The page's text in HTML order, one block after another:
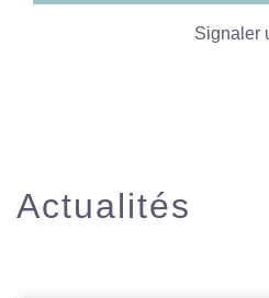
Signaler
Actualités